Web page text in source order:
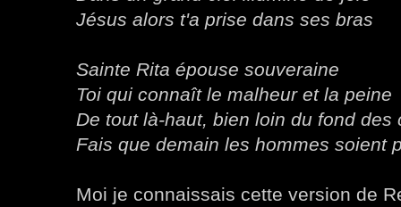
Jésus alors t'a prise dans ses bras
Sainte Rita épouse souveraine
Toi qui connaît le malheur et la peine
De tout là-haut, bien loin du fond des
Fais que demain les hommes soient
Moi je connaissais cette version de